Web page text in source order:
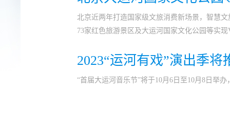
北京近两年打造国家级文旅消费新场景，智慧
73家红色旅游景区及大运河国家文化公园等实
2023“运河有戏”演出季
“首届大运河音乐节”将于10月6日至10月8日举